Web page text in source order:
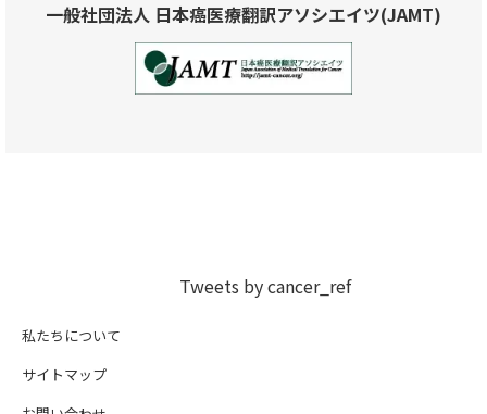
一般社団法人 日本癌医療翻訳アソシエイツ(JAMT)
Tweets by cancer_ref
私たちについて
サイトマップ